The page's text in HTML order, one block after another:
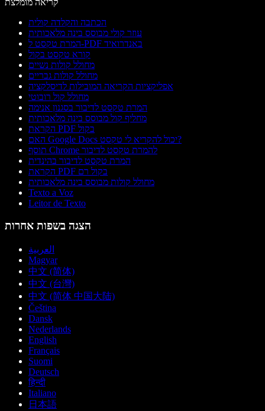
הכתבה והקלדה קולית
עוזר קולי מבוסס בינה מלאכותית
המרת טקסט ל-PDF באנדרואיד
קורא טקסט בקול
מחולל קולות נשיים
מחולל קולות גבריים
אפליקציות הקריאה המובילות לדיסלקציה
מחולל קול רובוטי
המרת טקסט לדיבור בסגנון אנימה
מחליף קול מבוסס בינה מלאכותית
הקראת PDF בקול
האם Google Docs יכול להקריא לי טקסט?
תוסף Chrome להמרת טקסט לדיבור
המרת טקסט לדיבור בהינדית
הקראת PDF בקול רם
מחולל קולות מבוסס בינה מלאכותית
Texto a Voz
Leitor de Texto
הצגה בשפות אחרות
العربية
Magyar
中文 (简体)
中文 (台灣)
中文 (简体 中国大陆)
Čeština
Dansk
Nederlands
English
Français
Suomi
Deutsch
हिन्दी
Italiano
日本語